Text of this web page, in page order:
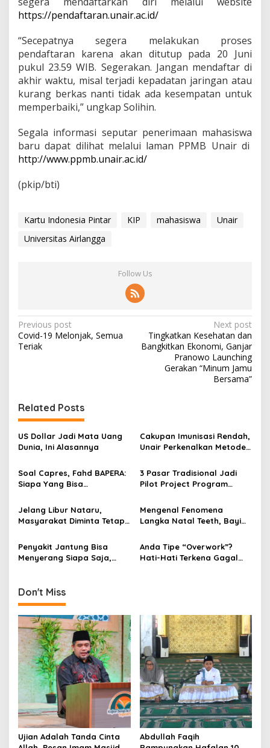
https://pendaftaran.unair.ac.id/
“Secepatnya segera melakukan proses
pendaftaran karena akan ditutup pada 20 Juni
pukul 23.59 WIB. Segerakan. Jangan mendaftar di
akhir waktu, misal terjadi kepadatan jaringan atau
kurang berkas nanti tidak ada kesempatan untuk
memperbaiki,” ungkap Solihin.
Segala informasi seputar penerimaan mahasiswa
baru dapat dilihat melalui laman PPMB Unair di
http://www.ppmb.unair.ac.id/
(pkip/bti)
Kartu Indonesia Pintar KIP mahasiswa
Unair
Universitas Airlangga
Follow Us
P
o
a
v
i
a
i
n
Previous post
Covid-19 Melonjak, Semua
Teriak
Next post
Tingkatkan Kesehatan dan
Bangkitkan Ekonomi, Ganjar
Pranowo Launching
Gerakan “Minum Jamu
Bersama”
Related Posts
US Dollar Jadi Mata Uang
Dunia, Ini Alasannya
Cakupan Imunisasi Rendah,
Unair Perkenalkan Metode
Pesantren di Madura
Soal Capres, Fahd BAPERA:
Siapa Yang Bisa
3 Pasar Tradisional Jadi
Pilot Project Program
Pemkot Surabaya
Jelang Libur Nataru,
Masyarakat Diminta Tetap
Mengenal Fenomena
Langka Natal Teeth, Bayi
Penyakit Jantung Bisa
Menyerang Siapa Saja,
Anda Tipe “Overwork”?
Hati-Hati Terkena Gagal
Don't Miss
Ujian Adalah Tanda Cinta
Abdullah Faqih